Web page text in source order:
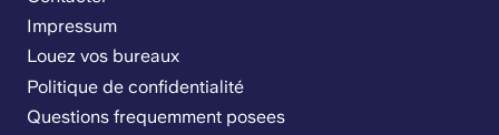
Impressum
Louez vos bureaux
Politique de confidentialité
Questions frequemment posees